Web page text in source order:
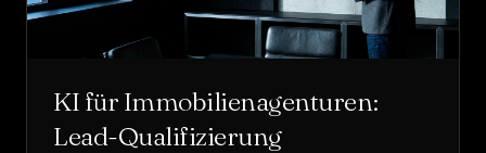
KI für Immobilienagenturen:
Lead-Qualifizierung